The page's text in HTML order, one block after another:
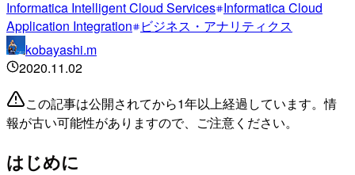
Informatica Intelligent Cloud Services Informatica Cloud
Application Integration
ビジネス・アナリティクス
kobayashi.m
2020.11.02
この記事は公開されてから1年以上経過しています。情
報が古い可能性がありますので、ご注意ください。
はじめに